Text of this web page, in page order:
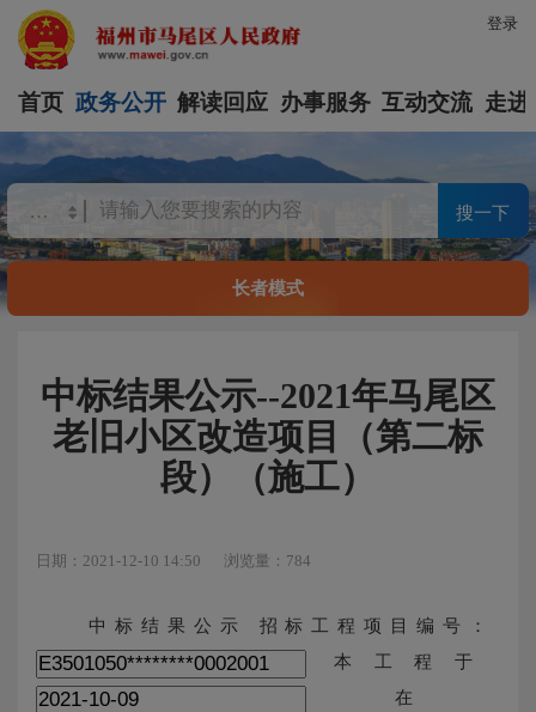
登录
首页 政务公开 解读回应 办事服务 互动交流 走进
搜一下
长者模式
中标结果公示--2021年马尾区
老旧小区改造项目（第二标
段）（施工）
日期：2021-12-10 14:50 浏览量：784
中标结果公示 招标工程项目编号：
本工程于
在